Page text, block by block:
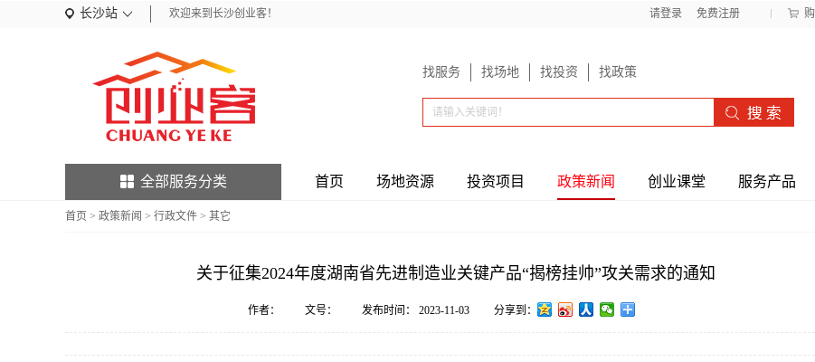
长沙站 欢迎来到长沙创业客！ 请登录 免费注册
找服务 找场地 找投资 找政策
全部服务分类 首页 场地资源 投资项目 政策新闻 创业课堂 服务产品
首页 > 政策新闻 > 行政文件 > 其它
关于征集2024年度湖南省先进制造业关键产品“揭榜挂帅”攻关需求的通知
作者： 文号： 发布时间： 2023-11-03 分享到：